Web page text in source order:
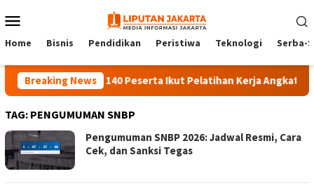
to
Menu
Home Bisnis Pendidikan Peristiwa Teknologi Serba-
Breaking News140 Peserta Ikut Pelatihan Kerja Angkatan 1 di
TAG: PENGUMUMAN SNBP
Pengumuman SNBP 2026: Jadwal Resmi, Cara
Cek, dan Sanksi Tegas